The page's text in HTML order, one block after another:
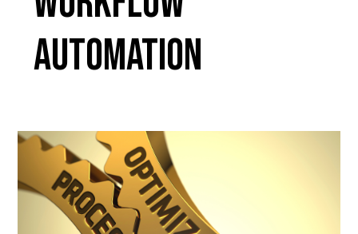
Automation